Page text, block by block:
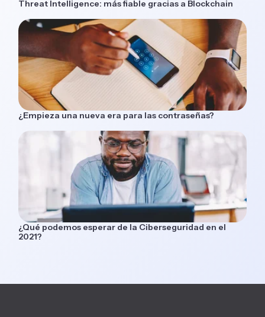
Threat Intelligence: más fiable gracias a Blockchain
¿Empieza una nueva era para las contraseñas?
¿Qué podemos esperar de la Ciberseguridad en el
2021?